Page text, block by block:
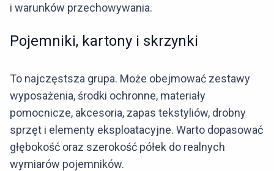
i warunków przechowywania.
Pojemniki, kartony i skrzynki
To najczęstsza grupa. Może obejmować zestawy
wyposażenia, środki ochronne, materiały
pomocnicze, akcesoria, zapas tekstyliów, drobny
sprzęt i elementy eksploatacyjne. Warto dopasować
głębokość oraz szerokość półek do realnych
wymiarów pojemników.